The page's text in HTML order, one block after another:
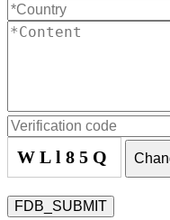
WLl85Q
FDB_SUBMIT